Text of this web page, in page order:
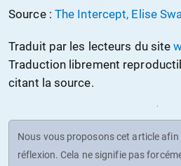
Source : The Intercept, Elise
Traduit par les lecteurs du site
Traduction librement
citant la source.
Nous vous proposons cet article
réflexion. Cela ne signifie pas